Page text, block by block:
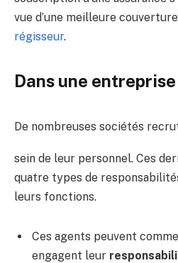
vue d’une meilleure
régisseur.
Dans une
De nombreuses sociétés
sein de leur personnel. Ces
quatre types de
leurs fonctions.
Ces agents peuvent
engagent leur